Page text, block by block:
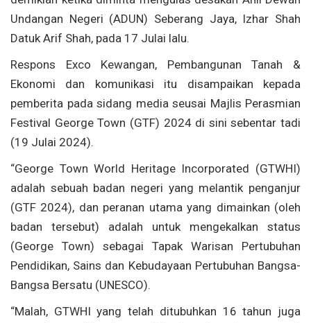
Undangan Negeri (ADUN) Seberang Jaya, Izhar Shah
Datuk Arif Shah, pada 17 Julai lalu.
Respons Exco Kewangan, Pembangunan Tanah &
Ekonomi dan komunikasi itu disampaikan kepada
pemberita pada sidang media seusai Majlis Perasmian
Festival George Town (GTF) 2024 di sini sebentar tadi
(19 Julai 2024).
“George Town World Heritage Incorporated (GTWHI)
adalah sebuah badan negeri yang melantik penganjur
(GTF 2024), dan peranan utama yang dimainkan (oleh
badan tersebut) adalah untuk mengekalkan status
(George Town) sebagai Tapak Warisan Pertubuhan
Pendidikan, Sains dan Kebudayaan Pertubuhan Bangsa-
Bangsa Bersatu (UNESCO).
“Malah, GTWHI yang telah ditubuhkan 16 tahun juga